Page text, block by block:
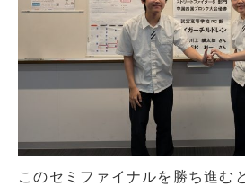
ご支援のお願い
このセミファイナルを勝ち進む